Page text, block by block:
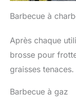
Barbecue à
Après chaque
brosse pour
graisses tenaces.
Barbecue à gaz